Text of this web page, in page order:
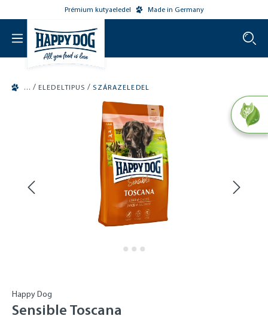
Prémium kutyaeledel Made in Germany
/ ELEDELTIPUS / SZÁRAZELEDEL
Happy Dog
Sensible Toscana